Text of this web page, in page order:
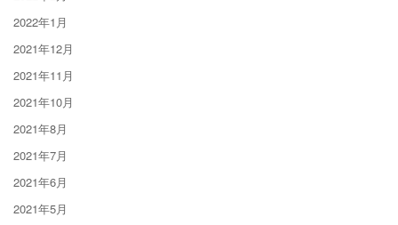
2022年1月
2021年12月
2021年11月
2021年10月
2021年8月
2021年7月
2021年6月
2021年5月